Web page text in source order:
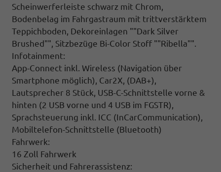
Scheinwerferleiste schwarz mit Chrom,
Bodenbelag im Fahrgastraum mit trittverstärktem
Teppichboden, Dekoreinlagen ""Dark Silver
Brushed"", Sitzbezüge Bi-Color Stoff ""Ribella"".
Infotainment:
App-Connect inkl. Wireless (Navigation über
Smartphone möglich), Car2X, (DAB+),
Lautsprecher 8 Stück, USB-C-Schnittstelle vorne &
hinten (2 USB vorne und 4 USB im FGSTR),
Sprachsteuerung inkl. ICC (InCarCommunication),
Mobiltelefon-Schnittstelle (Bluetooth)
Fahrwerk:
16 Zoll Fahrwerk
Sicherheit und Fahrerassistenz: